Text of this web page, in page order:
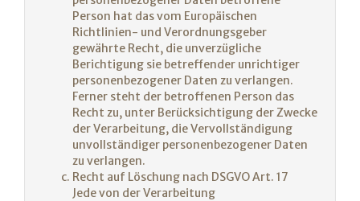
Person hat das vom Europäischen
Richtlinien- und Verordnungsgeber
gewährte Recht, die unverzügliche
Berichtigung sie betreffender unrichtiger
personenbezogener Daten zu verlangen.
Ferner steht der betroffenen Person das
Recht zu, unter Berücksichtigung der Zwecke
der Verarbeitung, die Vervollständigung
unvollständiger personenbezogener Daten
zu verlangen.
Recht auf Löschung nach DSGVO Art. 17
Jede von der Verarbeitung